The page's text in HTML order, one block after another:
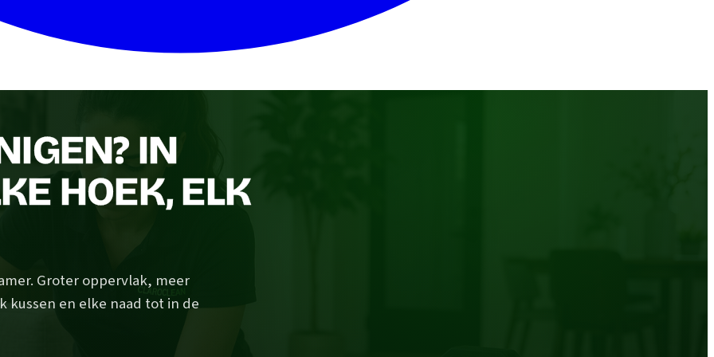
IN
HOEK, ELK
Groter oppervlak, meer
kussen en elke naad tot in de